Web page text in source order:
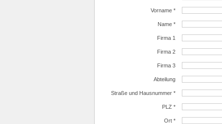
Vorname *
Name *
Firma 1
Firma 2
Firma 3
Abteilung
Straße und Hausnummer *
PLZ *
Ort *